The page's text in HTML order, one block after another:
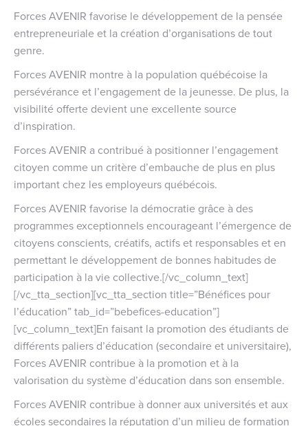
Forces AVENIR favorise le développement de la pensée
entrepreneuriale et la création d’organisations de tout
genre.
Forces AVENIR montre à la population québécoise la
persévérance et l’engagement de la jeunesse. De plus, la
visibilité offerte devient une excellente source
d’inspiration.
Forces AVENIR a contribué à positionner l’engagement
citoyen comme un critère d’embauche de plus en plus
important chez les employeurs québécois.
Forces AVENIR favorise la démocratie grâce à des
programmes exceptionnels encourageant l’émergence de
citoyens conscients, créatifs, actifs et responsables et en
permettant le développement de bonnes habitudes de
participation à la vie collective.[/vc_column_text]
[/vc_tta_section][vc_tta_section title=”Bénéfices pour
l’éducation” tab_id=”bebefices-education”]
[vc_column_text]En faisant la promotion des étudiants de
différents paliers d’éducation (secondaire et universitaire),
Forces AVENIR contribue à la promotion et à la
valorisation du système d’éducation dans son ensemble.
Forces AVENIR contribue à donner aux universités et aux
écoles secondaires la réputation d’un milieu de formation